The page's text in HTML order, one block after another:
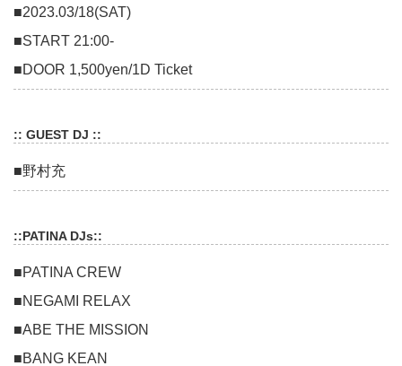
■2023.03/18(SAT)
■START 21:00-
■DOOR 1,500yen/1D Ticket
:: GUEST DJ ::
■野村充
::PATINA DJs::
■PATINA CREW
■NEGAMI RELAX
■ABE THE MISSION
■BANG KEAN